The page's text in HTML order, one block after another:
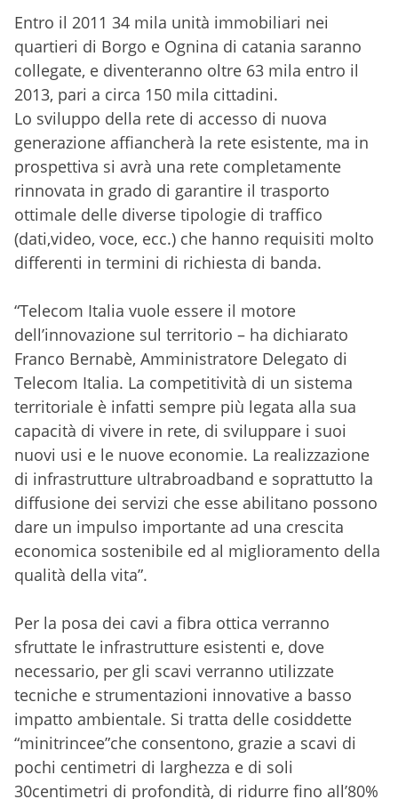
Entro il 2011 34 mila unità immobiliari nei
quartieri di Borgo e Ognina di catania saranno
collegate, e diventeranno oltre 63 mila entro il
2013, pari a circa 150 mila cittadini.
Lo sviluppo della rete di accesso di nuova
generazione affiancherà la rete esistente, ma in
prospettiva si avrà una rete completamente
rinnovata in grado di garantire il trasporto
ottimale delle diverse tipologie di traffico
(dati,video, voce, ecc.) che hanno requisiti molto
differenti in termini di richiesta di banda.
“Telecom Italia vuole essere il motore
dell’innovazione sul territorio – ha dichiarato
Franco Bernabè, Amministratore Delegato di
Telecom Italia. La competitività di un sistema
territoriale è infatti sempre più legata alla sua
capacità di vivere in rete, di sviluppare i suoi
nuovi usi e le nuove economie. La realizzazione
di infrastrutture ultrabroadband e soprattutto la
diffusione dei servizi che esse abilitano possono
dare un impulso importante ad una crescita
economica sostenibile ed al miglioramento della
qualità della vita”.
Per la posa dei cavi a fibra ottica verranno
sfruttate le infrastrutture esistenti e, dove
necessario, per gli scavi verranno utilizzate
tecniche e strumentazioni innovative a basso
impatto ambientale. Si tratta delle cosiddette
“minitrincee”che consentono, grazie a scavi di
pochi centimetri di larghezza e di soli
30centimetri di profondità, di ridurre fino all’80%